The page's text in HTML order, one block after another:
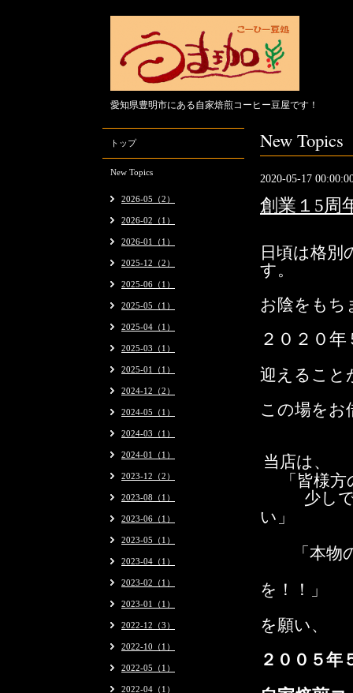
愛知県豊明市にある自家焙煎コーヒー豆屋です！
New Topics
2020-05-17
創業１5周
日頃は格別
す。
お陰をもち
２０２０ 年
迎えること
この場をお
当店は、
「皆様
少し
い」
「本物の
を！！」
を願い、
２００５年
トップ
New Topics
2026-05（2）
2026-02（1）
2026-01（1）
2025-12（2）
2025-06（1）
2025-05（1）
2025-04（1）
2025-03（1）
2025-01（1）
2024-12（2）
2024-05（1）
2024-03（1）
2024-01（1）
2023-12（2）
2023-08（1）
2023-06（1）
2023-05（1）
2023-04（1）
2023-02（1）
2023-01（1）
2022-12（3）
2022-10（1）
2022-05（1）
2022-04（1）